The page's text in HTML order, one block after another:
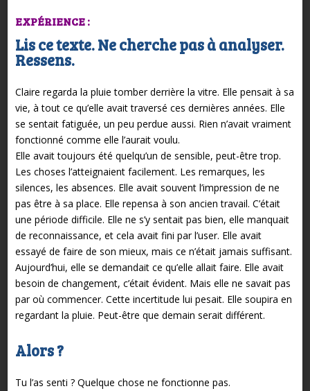
EXPÉRIENCE :
Lis ce texte. Ne cherche pas à analyser.
Ressens.
Claire regarda la pluie tomber derrière la vitre. Elle pensait à sa
vie, à tout ce qu’elle avait traversé ces dernières années. Elle
se sentait fatiguée, un peu perdue aussi. Rien n’avait vraiment
fonctionné comme elle l’aurait voulu.
Elle avait toujours été quelqu’un de sensible, peut-être trop.
Les choses l’atteignaient facilement. Les remarques, les
silences, les absences. Elle avait souvent l’impression de ne
pas être à sa place. Elle repensa à son ancien travail. C’était
une période difficile. Elle ne s’y sentait pas bien, elle manquait
de reconnaissance, et cela avait fini par l’user. Elle avait
essayé de faire de son mieux, mais ce n’était jamais suffisant.
Aujourd’hui, elle se demandait ce qu’elle allait faire. Elle avait
besoin de changement, c’était évident. Mais elle ne savait pas
par où commencer. Cette incertitude lui pesait. Elle soupira en
regardant la pluie. Peut-être que demain serait différent.
Alors ?
Tu l’as senti ? Quelque chose ne fonctionne pas.